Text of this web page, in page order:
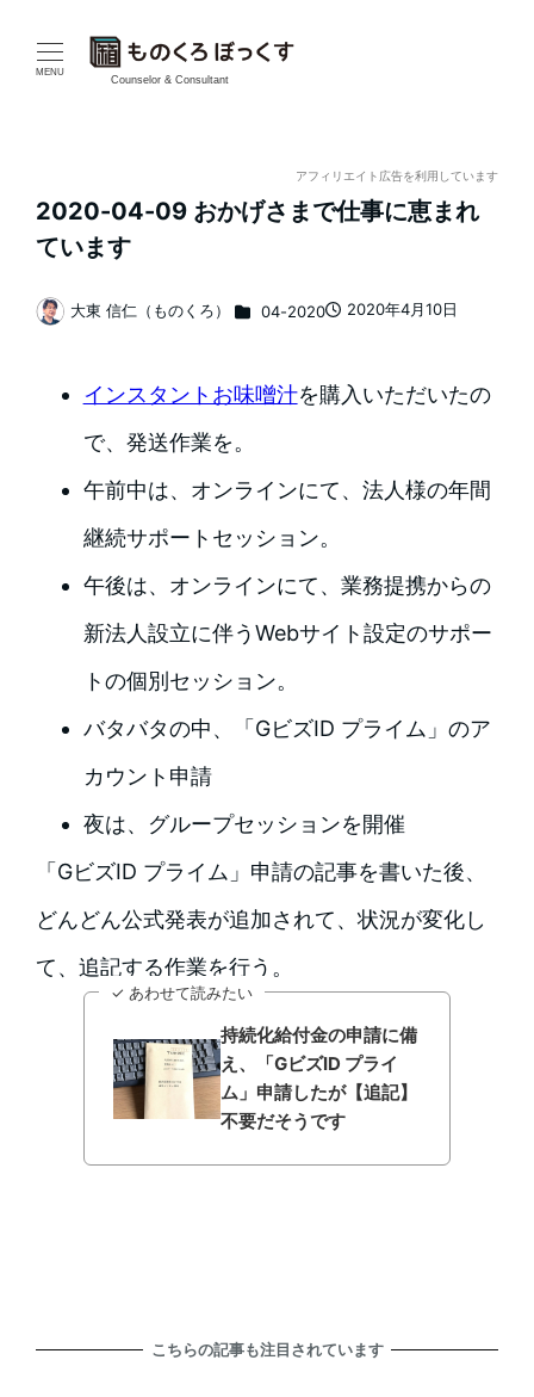
MENU
Counselor & Consultant
アフィリエイト広告を利用しています
2020-04-09 おかげさまで仕事に恵まれ
ています
2020年4月10日
著
大東 信仁（ものくろ） カテゴリー
04-2020
インスタントお味噌汁を購入いただいたの
で、発送作業を。
午前中は、オンラインにて、法人様の年間
継続サポートセッション。
午後は、オンラインにて、業務提携からの
新法人設立に伴うWebサイト設定のサポー
トの個別セッション。
バタバタの中、「GビズID プライム」のア
カウント申請
夜は、グループセッションを開催
「GビズID プライム」申請の記事を書いた後、
どんどん公式発表が追加されて、状況が変化し
て、追記する作業を行う。
✓ あわせて読みたい
持続化給付金の申請に備
え、「GビズID プライ
ム」申請したが【追記】
不要だそうです
こちらの記事も注目されています